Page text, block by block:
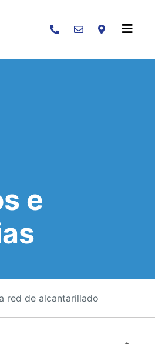
Buscar
e
red de alcantarillado